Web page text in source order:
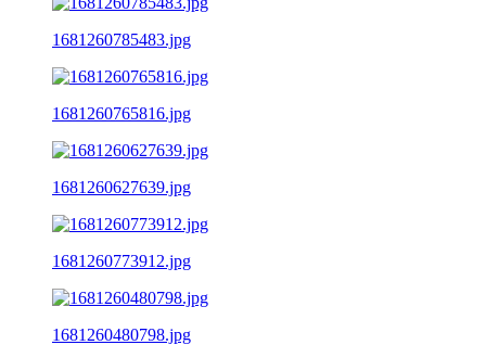
1681260785483.jpg
1681260765816.jpg
1681260627639.jpg
1681260773912.jpg
1681260480798.jpg